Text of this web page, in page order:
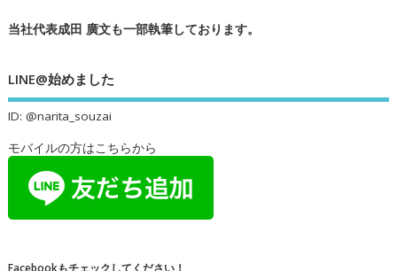
当社代表成田 廣文も一部執筆しております。
LINE@始めました
ID: @narita_souzai
モバイルの方はこちらから
Facebookもチェックしてください！